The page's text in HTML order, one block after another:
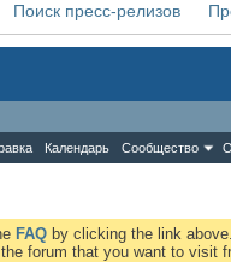
Поиск пресс-релизов
Календарь Сообщество
FAQ by clicking the link
forum that you want to visit